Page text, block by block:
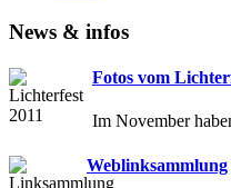
News & infos
Fotos vom
Im November
Weblinksammlung